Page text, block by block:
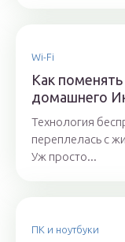
Wi-Fi
Как
домашнего
Технология
переплелась с
Уж просто...
ПК и ноутбуки